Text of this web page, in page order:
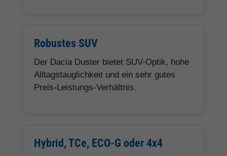
Robustes SUV
Der Dacia Duster bietet SUV-Optik, hohe
Alltagstauglichkeit und ein sehr gutes
Preis-Leistungs-Verhältnis.
Hybrid, TCe, ECO-G oder 4x4